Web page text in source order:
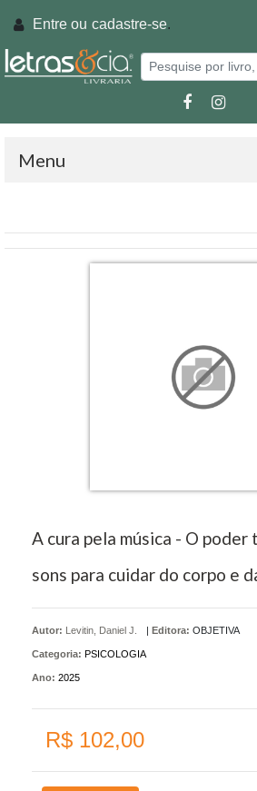
Entre ou cadastre-se.
Menu
A cura pela música - O
sons para cuidar do corpo e
Autor: Levitin, Daniel J. | Editora: OBJETIVA
Categoria: PSICOLOGIA
Ano: 2025
R$ 102,00